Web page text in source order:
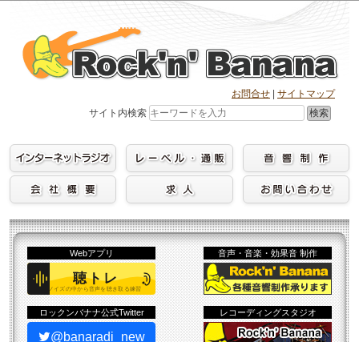
content
お問合せ
サイトマップ
サイト内検索
検索
Webアプリ 音声・音楽・効果音 制作
ロックンバナナ公式Twitter
@banaradi_new
レコーディングスタジオ